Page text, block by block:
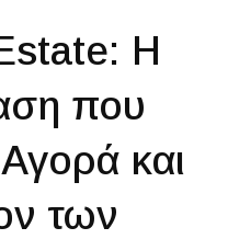
Η
που
και
των